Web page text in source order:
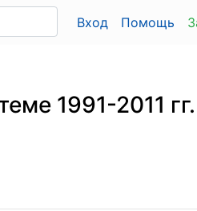
Вход Помощь
1991-2011